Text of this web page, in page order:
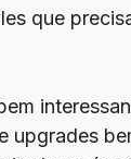
que
upgrades